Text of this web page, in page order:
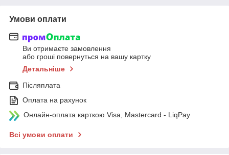
Умови оплати
Ви отримаєте замовлення
або гроші повернуться на вашу картку
Детальніше
Післяплата
Оплата на рахунок
Онлайн-оплата карткою Visa, Mastercard - LiqPay
Всі умови оплати